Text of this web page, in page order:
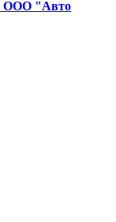
ООО "Авто